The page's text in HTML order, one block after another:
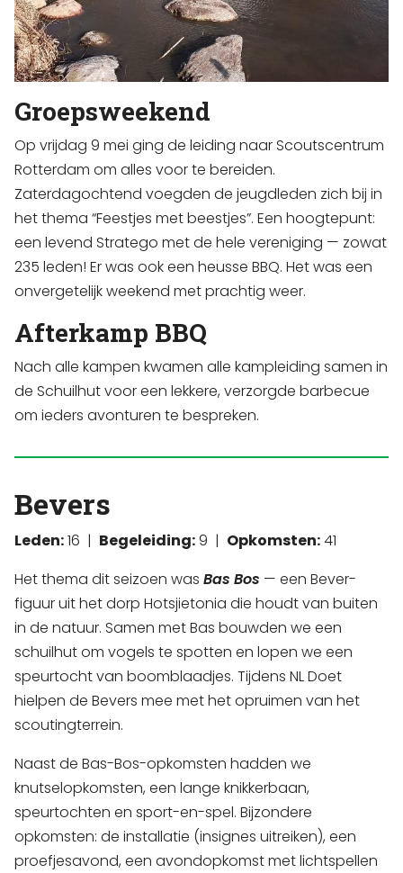
Groepsweekend
Op vrijdag 9 mei ging de leiding naar Scoutscentrum
Rotterdam om alles voor te bereiden.
Zaterdagochtend voegden de jeugdleden zich bij in
het thema “Feestjes met beestjes”. Een hoogtepunt:
een levend Stratego met de hele vereniging — zowat
235 leden! Er was ook een heusse BBQ. Het was een
onvergetelijk weekend met prachtig weer.
Afterkamp BBQ
Nach alle kampen kwamen alle kampleiding samen in
de Schuilhut voor een lekkere, verzorgde barbecue
om ieders avonturen te bespreken.
Bevers
Leden:16 | Begeleiding:9 | Opkomsten:41
Het thema dit seizoen was Bas Bos — een Bever-
figuur uit het dorp Hotsjietonia die houdt van buiten
in de natuur. Samen met Bas bouwden we een
schuilhut om vogels te spotten en lopen we een
speurtocht van boomblaadjes. Tijdens NL Doet
hielpen de Bevers mee met het opruimen van het
scoutingterrein.
Naast de Bas-Bos-opkomsten hadden we
knutselopkomsten, een lange knikkerbaan,
speurtochten en sport-en-spel. Bijzondere
opkomsten: de installatie (insignes uitreiken), een
proefjesavond, een avondopkomst met lichtspellen